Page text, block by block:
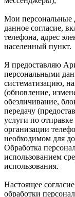
Мои персональные
данное согласие,
телефона, адрес
населенный пункт.
Я предоставляю
персональными
систематизацию,
(обновление,
обезличивание,
передачу
услуги по
организации
необходимом для
Обработка
использованием
использования.
Настоящее
обработки